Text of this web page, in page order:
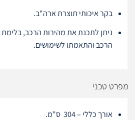
בקר איכותי תוצרת ארה"ב.
ניתן לתכנת את מהירות הרכב,
הרכב והתאמתו לשימושים.
מפרט טכני
אורך כללי – 304 ס"מ.